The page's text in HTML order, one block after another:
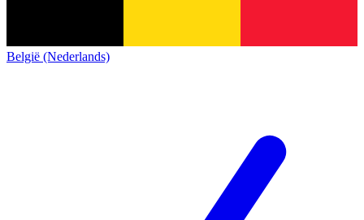
België (Nederlands)